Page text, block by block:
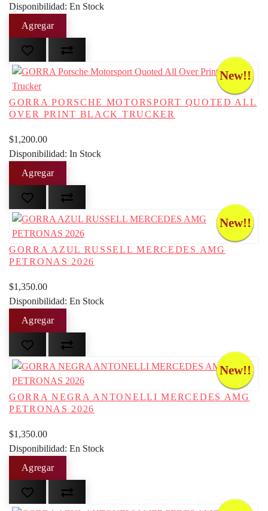
Disponibilidad: En Stock
New!!
GORRA PORSCHE MOTORSPORT QUOTED ALL
OVER PRINT BLACK TRUCKER
$1,200.00
Disponibilidad: In Stock
New!!
GORRA AZUL RUSSELL MERCEDES AMG
PETRONAS 2026
$1,350.00
Disponibilidad: En Stock
New!!
GORRA NEGRA ANTONELLI MERCEDES AMG
PETRONAS 2026
$1,350.00
Disponibilidad: En Stock